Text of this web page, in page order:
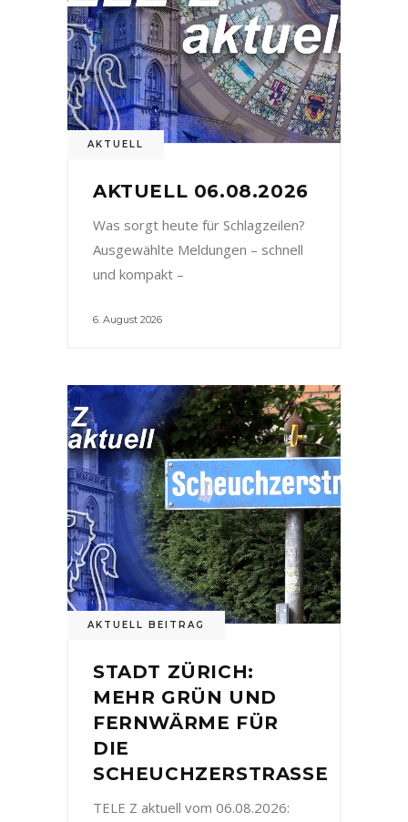
AKTUELL
AKTUELL 06.08.2026
Was sorgt heute für Schlagzeilen?
Ausgewählte Meldungen – schnell
und kompakt –
6. August 2026
AKTUELL BEITRAG
STADT ZÜRICH:
MEHR GRÜN UND
FERNWÄRME FÜR
DIE
SCHEUCHZERSTRASSE
TELE Z aktuell vom 06.08.2026: